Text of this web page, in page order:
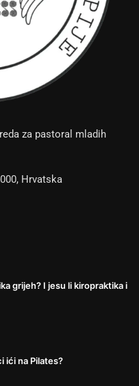
za pastoral mladih
Hrvatska
grijeh? I jesu li kiropraktika i
ići na Pilates?